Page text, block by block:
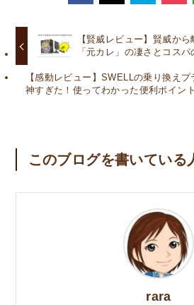
【賢威レビュー】賢威か
「元カレ」の凄さとコスパ
【感動レビュー】SWELLの乗り換え
神すぎた！使ってわかった便利ポイン
このブログを書いている
rara